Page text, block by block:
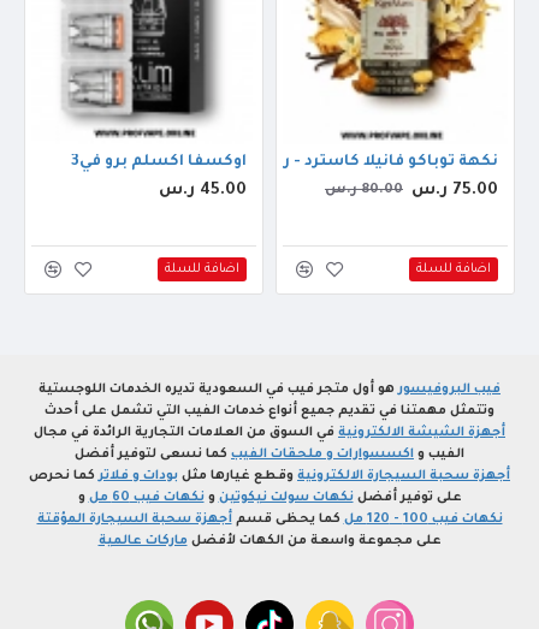
كوبانو اوريجنال 30مل
نكهة توباكو فانيلا كاسترد - رايب فيبز في سي تي بولد 30مل
75.00 ر.س 80.00 ر.س
اضافة للسلة
اوكسفا اكسلم برو في3
45.00 ر.س
اضافة للسلة
فيب البروفيسورهو أول متجر فيب في السعودية تديره الخدمات اللوجستية
وتتمثل مهمتنا في تقديم جميع أنواع خدمات الفيب التي تشمل على أحدث
أجهزة الشيشة الالكترونية في السوق من العلامات التجارية الرائدة في مجال
الفيب و اكسسوارات و ملحقات الفيب كما نسعى لتوفير أفضل
أجهزة سحبة السيجارة الالكترونية وقطع غيارها مثل بودات و فلاتركما نحرص
على توفير أفضلنكهات سولت نيكوتين ونكهات فيب 60 مل
و
نكهات فيب 100 - 120 مل
كما يحظى قسمأجهزة سحبة السيجارة المؤقتة
على مجموعة واسعة من الكهات لأفضل ماركات عالمية